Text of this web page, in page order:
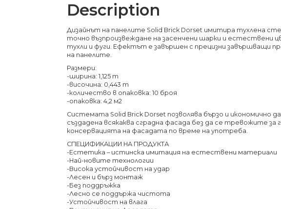
Description
Дизайнът на панелите Solid Brick Dorset имитира тухлена
точно възпроизвеждане на засенчени шарки и естествени
тухли и фуги. Ефектът е завършен с прецизни завършващи
на панелите.
Размери:
-ширина: 1,125 m
-височина: 0,443 m
-количество в опаковка: 10 броя
-опаковка: 4,2 м2
Системата Solid Brick Dorset позволява бързо и икономично
създадена всякаква сградна фасада без да се тревожите за
консервацията на фасадата по време на употреба.
СПЕЦИФИКАЦИИ НА ПРОДУКТА
-Естетика – истинска имитация на естествени материали
-Най-новите технологии
-Висока устойчивост на удар
-Лесен и бърз монтаж
-Без поддръжка
-Лесно се поддържа чистота
-Устойчивост на влага